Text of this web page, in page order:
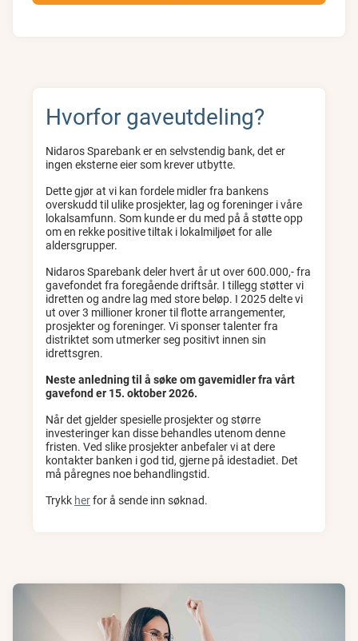
Hvorfor gaveutdeling?
Nidaros Sparebank er en selvstendig bank, det er
ingen eksterne eier som krever utbytte.
Dette gjør at vi kan fordele midler fra bankens
overskudd til ulike prosjekter, lag og foreninger i våre
lokalsamfunn. Som kunde er du med på å støtte opp
om en rekke positive tiltak i lokalmiljøet for alle
aldersgrupper.
Nidaros Sparebank deler hvert år ut over 600.000,- fra
gavefondet fra foregående driftsår. I tillegg støtter vi
idretten og andre lag med store beløp. I 2025 delte vi
ut over 3 millioner kroner til flotte arrangementer,
prosjekter og foreninger. Vi sponser talenter fra
distriktet som utmerker seg positivt innen sin
idrettsgren.
Neste anledning til å søke om gavemidler fra vårt
gavefond er 15. oktober 2026.
Når det gjelder spesielle prosjekter og større
investeringer kan disse behandles utenom denne
fristen. Ved slike prosjekter anbefaler vi at dere
kontakter banken i god tid, gjerne på idestadiet. Det
må påregnes noe behandlingstid.
Trykk herfor å sende inn søknad.